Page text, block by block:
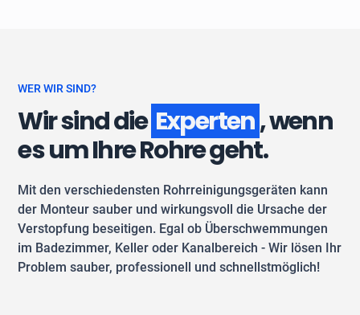
WER WIR SIND?
Wir sind die Experten, wenn
es um Ihre Rohre geht.
Mit den verschiedensten Rohrreinigungsgeräten kann
der Monteur sauber und wirkungsvoll die Ursache der
Verstopfung beseitigen. Egal ob Überschwemmungen
im Badezimmer, Keller oder Kanalbereich - Wir lösen Ihr
Problem sauber, professionell und schnellstmöglich!